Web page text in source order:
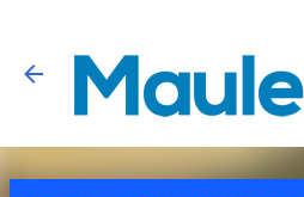
Ir al contenido